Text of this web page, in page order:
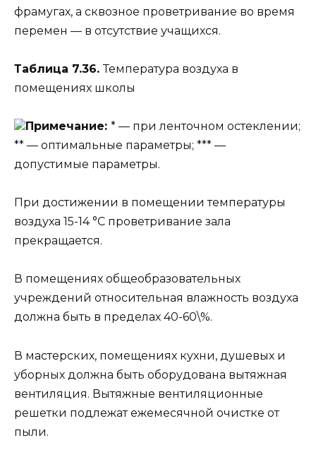
фрамугах, а сквозное проветривание во время
перемен — в отсутствие учащихся.
Таблица 7.36.Температура воздуха в
помещениях школы
Примечание: * — при ленточном остеклении;
** — оптимальные параметры; *** —
допустимые параметры.
При достижении в помещении температуры
воздуха 15-14 °С проветривание зала
прекращается.
В помещениях общеобразовательных
учреждений относительная влажность воздуха
должна быть в пределах 40-60\%.
В мастерских, помещениях кухни, душевых и
уборных должна быть оборудована вытяжная
вентиляция. Вытяжные вентиляционные
решетки подлежат ежемесячной очистке от
пыли.